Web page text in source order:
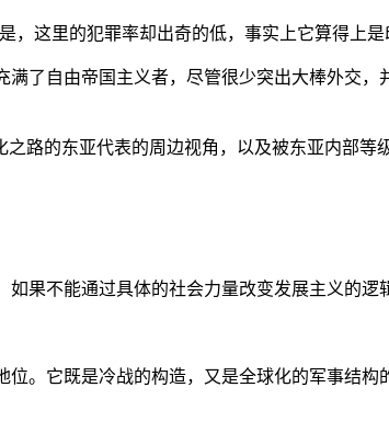
这里的犯罪率却出奇的低，事实上它算得上是
了自由帝国主义者，尽管很少突出大棒外交
路的东亚代表的周边视角，以及被东亚内部
果不能通过具体的社会力量改变发展主义的逻
。它既是冷战的构造，又是全球化的军事结构